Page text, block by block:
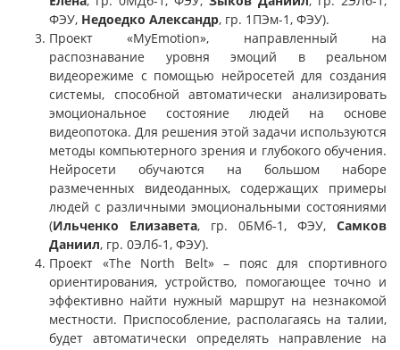
ФЭУ, Недоедко Александр, гр. 1ПЭм-1, ФЭУ).
Проект «MyEmotion», направленный на
распознавание уровня эмоций в реальном
видеорежиме с помощью нейросетей для создания
системы, способной автоматически анализировать
эмоциональное состояние людей на основе
видеопотока. Для решения этой задачи используются
методы компьютерного зрения и глубокого обучения.
Нейросети обучаются на большом наборе
размеченных видеоданных, содержащих примеры
людей с различными эмоциональными состояниями
(Ильченко Елизавета, гр. 0БМб-1, ФЭУ, Самков
Даниил, гр. 0ЭЛб-1, ФЭУ).
Проект «The North Belt» – пояс для спортивного
ориентирования, устройство, помогающее точно и
эффективно найти нужный маршрут на незнакомой
местности. Приспособление, располагаясь на талии,
будет автоматически определять направление на